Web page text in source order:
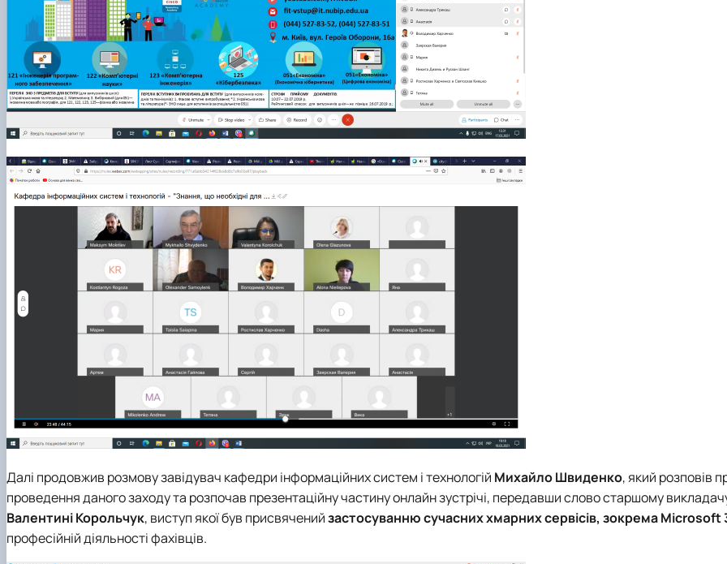
Далі продовжив розмову завідувач кафедри інформаційних систем і технологій Михайло Швиденко, який розповів
проведення даного заходу та розпочав презентаційну частину онлайн зустрічі, передавши слово старшому
Валентині Корольчук, виступ якої був присвяченийзастосуванню сучасних хмарних сервісів, зокрема Microsoft
професійній діяльності фахівців.